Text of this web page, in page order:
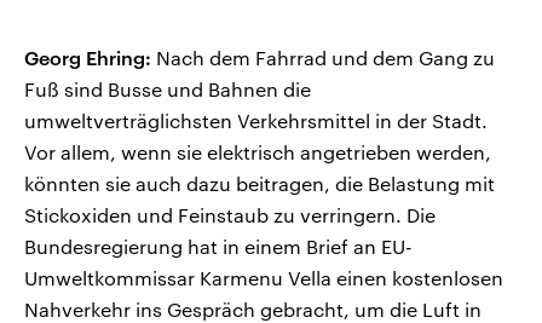
Georg Ehring: Nach dem Fahrrad und dem Gang zu
Fuß sind Busse und Bahnen die
umweltverträglichsten Verkehrsmittel in der Stadt.
Vor allem, wenn sie elektrisch angetrieben werden,
könnten sie auch dazu beitragen, die Belastung mit
Stickoxiden und Feinstaub zu verringern. Die
Bundesregierung hat in einem Brief an EU-
Umweltkommissar Karmenu Vella einen kostenlosen
Nahverkehr ins Gespräch gebracht, um die Luft in